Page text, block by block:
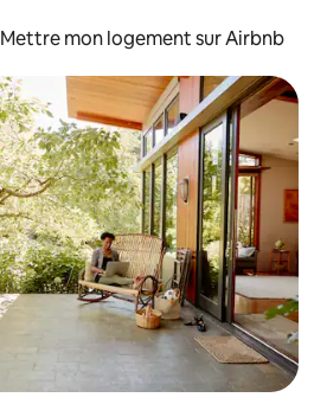
Mettre mon logement sur Airbnb